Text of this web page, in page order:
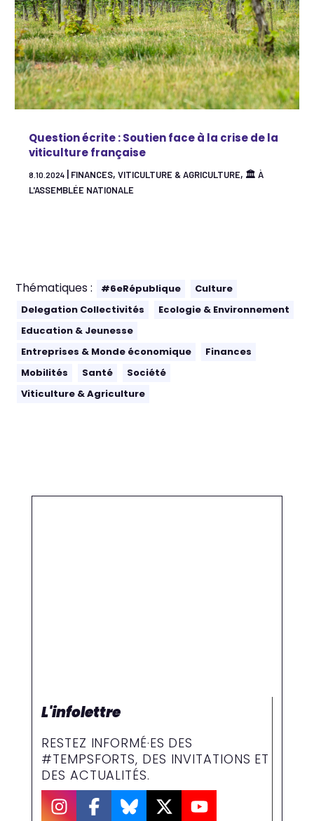
Question écrite : Soutien face à la crise de la
viticulture française
8.10.2024 FINANCES,VITICULTURE & AGRICULTURE, 🏛 À
L'ASSEMBLÉE NATIONALE
Thématiques : #6eRépublique
Culture
Delegation Collectivités
Ecologie & Environnement
Education & Jeunesse
Entreprises & Monde économique
Finances
Mobilités
Santé
Société
Viticulture & Agriculture
L'infolettre
RESTEZ INFORMÉ·ES DES
#TEMPSFORTS, DES INVITATIONS ET
DES ACTUALITÉS.